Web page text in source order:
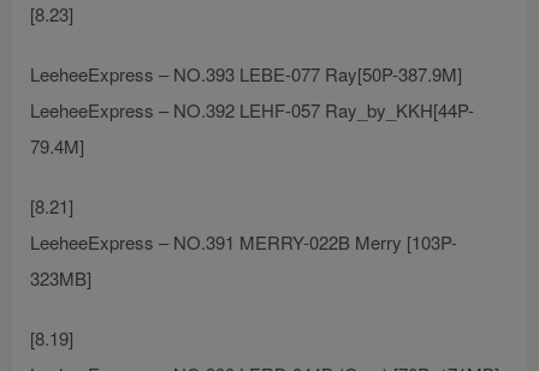
[8.23]
LeeheeExpress – NO.393 LEBE-077 Ray[50P-387.9M]
LeeheeExpress – NO.392 LEHF-057 Ray_by_KKH[44P-
79.4M]
[8.21]
LeeheeExpress – NO.391 MERRY-022B Merry [103P-
323MB]
[8.19]